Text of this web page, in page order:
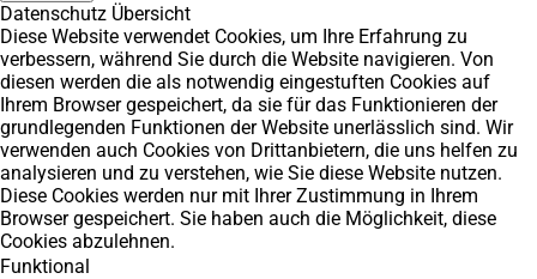
Datenschutz Übersicht
Diese Website verwendet Cookies, um Ihre Erfahrung zu
verbessern, während Sie durch die Website navigieren. Von
diesen werden die als notwendig eingestuften Cookies auf
Ihrem Browser gespeichert, da sie für das Funktionieren der
grundlegenden Funktionen der Website unerlässlich sind. Wir
verwenden auch Cookies von Drittanbietern, die uns helfen zu
analysieren und zu verstehen, wie Sie diese Website nutzen.
Diese Cookies werden nur mit Ihrer Zustimmung in Ihrem
Browser gespeichert. Sie haben auch die Möglichkeit, diese
Cookies abzulehnen.
Funktional